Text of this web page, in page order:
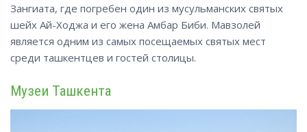
Зангиата, где погребен один из мусульманских святых
шейх Ай-Ходжа и его жена Амбар Биби. Мавзолей
является одним из самых посещаемых святых мест
среди ташкентцев и гостей столицы.
Музеи Ташкента